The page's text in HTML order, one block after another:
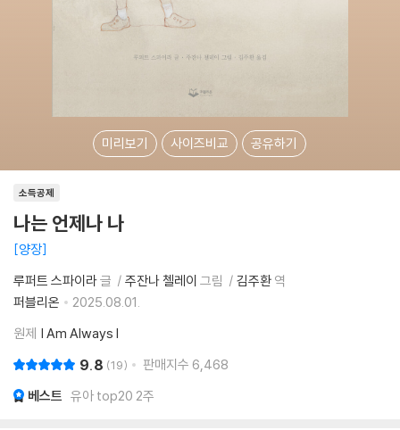
미리보기 사이즈비교 공유하기
소득공제
나는 언제나 나
양장
루퍼트 스파이라글 주잔나 첼레이 그림 김주환 역
퍼블리온
2025.08.01.
원제 I Am Always I
9.8 19 판매지수 6,468
베스트 유아 top20 2주